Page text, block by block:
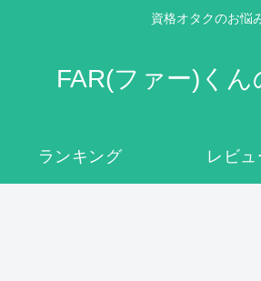
資格オタクのお悩
FAR(ファー)く
ランキング レビュ